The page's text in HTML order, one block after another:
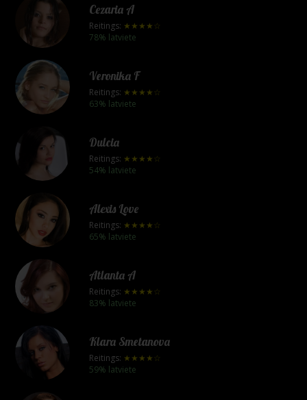
Cezaria A
Reitings: ★★★★☆
78% latviete
Veronika F
Reitings: ★★★★☆
63% latviete
Dulcia
Reitings: ★★★★☆
54% latviete
Alexis Love
Reitings: ★★★★☆
65% latviete
Atlanta A
Reitings: ★★★★☆
83% latviete
Klara Smetanova
Reitings: ★★★★☆
59% latviete